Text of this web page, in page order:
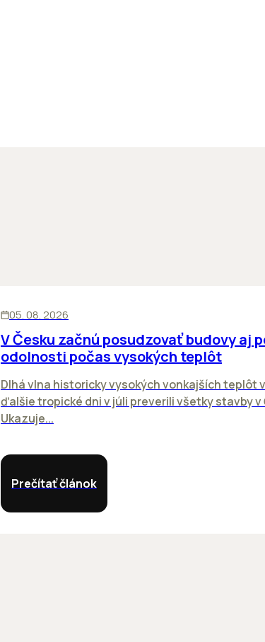
05. 08. 2026
V Česku začnú posudzovať budovy aj
odolnosti počas vysokých teplôt
Dlhá vlna historicky vysokých vonkajších teplôt
ďalšie tropické dni v júli preverili všetky stavby v
Ukazuje...
Prečítať článok